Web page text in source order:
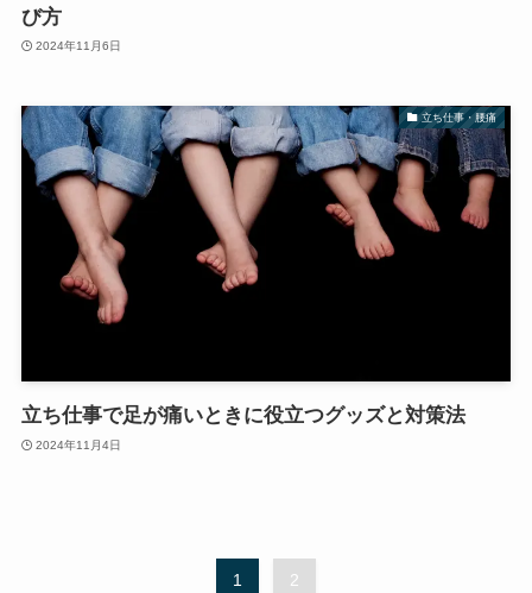
び方
2024年11月6日
立ち仕事・腰痛
立ち仕事で足が痛いときに役立つグッズと対策法
2024年11月4日
1 2